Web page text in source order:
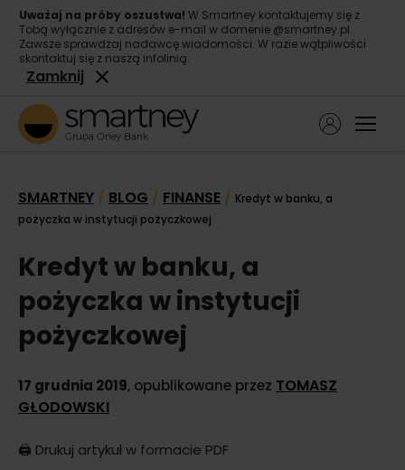
Uważaj na próby oszustwa! W Smartney kontaktujemy się z
Tobą wyłącznie z adresów e-mail w domenie @smartney.pl.
Zawsze sprawdzaj nadawcę wiadomości. W razie wątpliwości
skontaktuj się z naszą infolinią.
Zamknij
Pożyczka konsolidacyjna
SMARTNEY / BLOG / FINANSE / Kredyt w banku, a
pożyczka w instytucji pożyczkowej
Kredyt w banku, a
pożyczka w instytucji
pożyczkowej
17 grudnia 2019, opublikowane przez TOMASZ
GŁODOWSKI
🖨️ Drukuj artykuł w formacie PDF